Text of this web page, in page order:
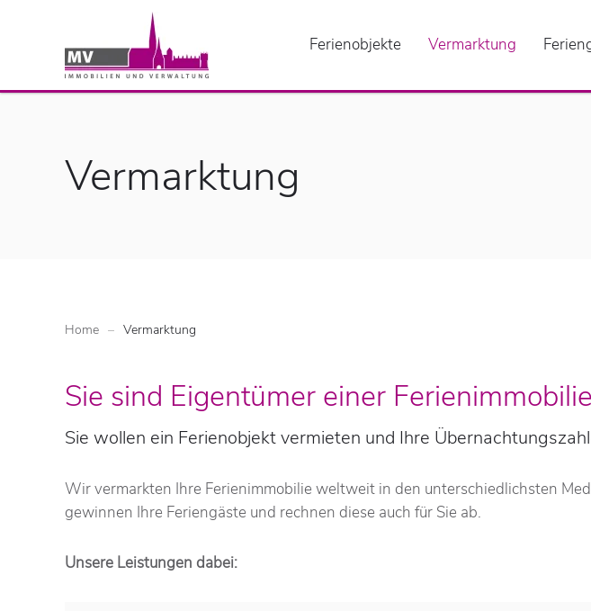
Ferienobjekte Vermarktung
Vermarktung
Home Vermarktung
Sie sind Eigentümer einer
Sie wollen ein Ferienobjekt vermieten und Ihre
Wir vermarkten Ihre Ferienimmobilie weltweit in den unterschiedlichsten
gewinnen Ihre Feriengäste und rechnen diese auch für Sie ab.
Unsere Leistungen dabei: